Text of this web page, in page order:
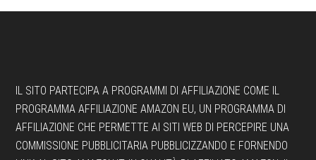
IL SITO PARTECIPA A PROGRAMMI DI AFFILIAZIONE COME IL
PROGRAMMA AFFILIAZIONE AMAZON EU, UN PROGRAMMA DI
AFFILIAZIONE CHE PERMETTE AI SITI WEB DI PERCEPIRE UNA
COMMISSIONE PUBBLICITARIA PUBBLICIZZANDO E FORNENDO